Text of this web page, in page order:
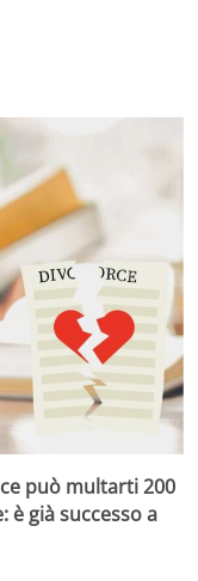
può multarti 200
è già successo a